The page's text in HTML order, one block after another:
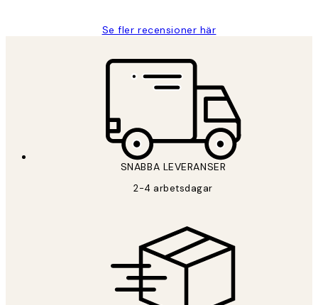
Se fler recensioner här
SNABBA LEVERANSER
2-4 arbetsdagar